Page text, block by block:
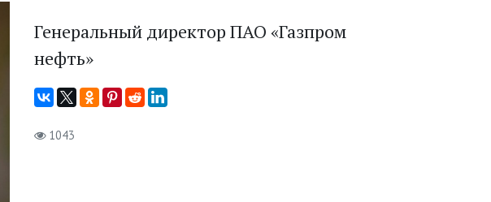
Генеральный директор ПАО «Газпром
нефть»
1043